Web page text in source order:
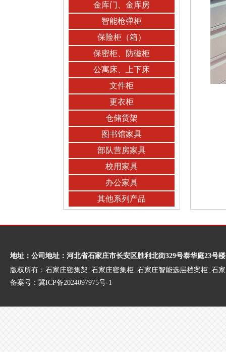
金库门、金库房
智能枪弹柜
保险柜（箱）
保密柜、防磁柜
公寓床、上下床
文件柜
更衣柜
仓储货架
图书馆家具
部队营房家具
校用家具
办公家具
其他系列产品
地址：公司地址：河北省石家庄市长安区胜利北街329号泰华庭23号
版权所有：石家庄密集架_石家庄密集柜_石家庄智能选层档案柜_石
备案号： 冀ICP备2024097975号-1